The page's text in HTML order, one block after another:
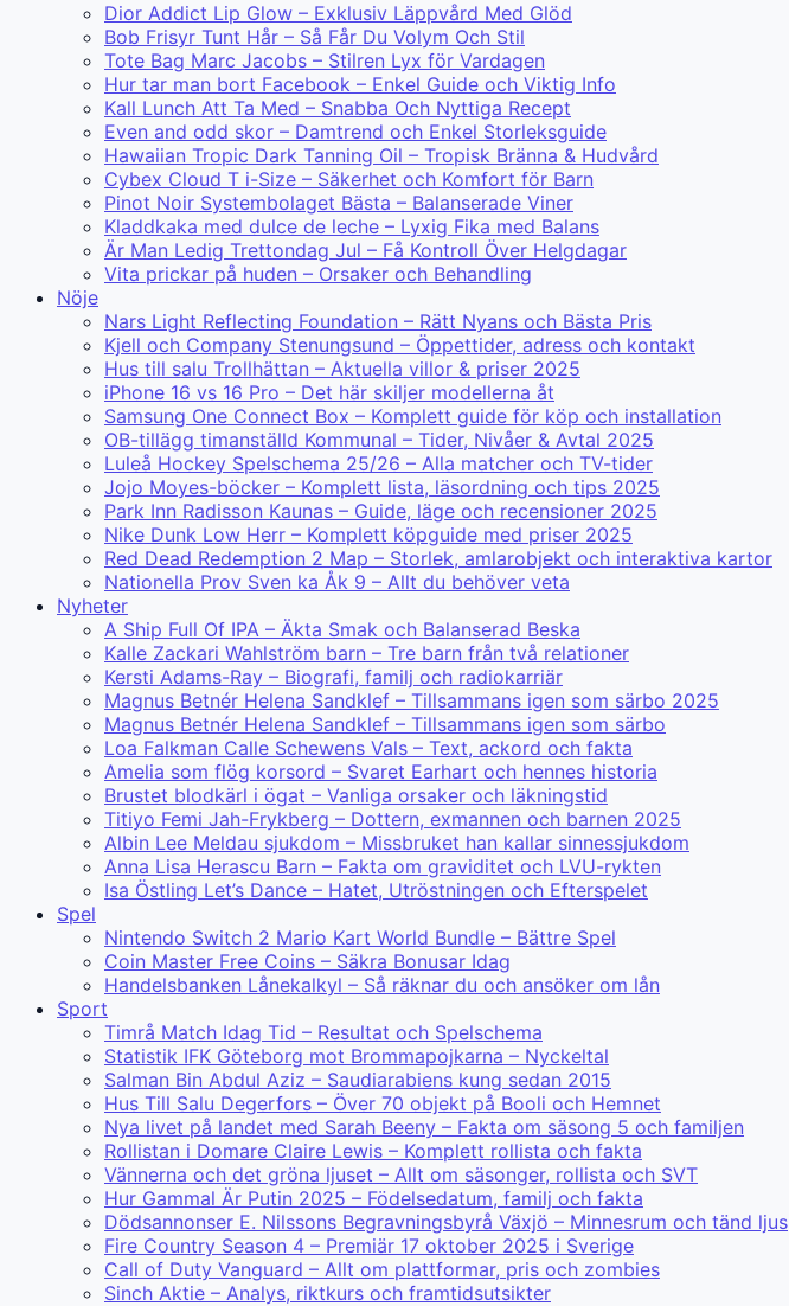
Dior Addict Lip Glow – Exklusiv Läppvård Med Glöd
Bob Frisyr Tunt Hår – Så Får Du Volym Och Stil
Tote Bag Marc Jacobs – Stilren Lyx för Vardagen
Hur tar man bort Facebook – Enkel Guide och Viktig Info
Kall Lunch Att Ta Med – Snabba Och Nyttiga Recept
Even and odd skor – Damtrend och Enkel Storleksguide
Hawaiian Tropic Dark Tanning Oil – Tropisk Bränna & Hudvård
Cybex Cloud T i-Size – Säkerhet och Komfort för Barn
Pinot Noir Systembolaget Bästa – Balanserade Viner
Kladdkaka med dulce de leche – Lyxig Fika med Balans
Är Man Ledig Trettondag Jul – Få Kontroll Över Helgdagar
Vita prickar på huden – Orsaker och Behandling
Nöje
Nars Light Reflecting Foundation – Rätt Nyans och Bästa Pris
Kjell och Company Stenungsund – Öppettider, adress och kontakt
Hus till salu Trollhättan – Aktuella villor & priser 2025
iPhone 16 vs 16 Pro – Det här skiljer modellerna åt
Samsung One Connect Box – Komplett guide för köp och installation
OB-tillägg timanställd Kommunal – Tider, Nivåer & Avtal 2025
Luleå Hockey Spelschema 25/26 – Alla matcher och TV-tider
Jojo Moyes-böcker – Komplett lista, läsordning och tips 2025
Park Inn Radisson Kaunas – Guide, läge och recensioner 2025
Nike Dunk Low Herr – Komplett köpguide med priser 2025
Red Dead Redemption 2 Map – Storlek, amlarobjekt och interaktiva kartor
Nationella Prov Sven ka Åk 9 – Allt du behöver veta
Nyheter
A Ship Full Of IPA – Äkta Smak och Balanserad Beska
Kalle Zackari Wahlström barn – Tre barn från två relationer
Kersti Adams-Ray – Biografi, familj och radiokarriär
Magnus Betnér Helena Sandklef – Tillsammans igen som särbo 2025
Magnus Betnér Helena Sandklef – Tillsammans igen som särbo
Loa Falkman Calle Schewens Vals – Text, ackord och fakta
Amelia som flög korsord – Svaret Earhart och hennes historia
Brustet blodkärl i ögat – Vanliga orsaker och läkningstid
Titiyo Femi Jah-Frykberg – Dottern, exmannen och barnen 2025
Albin Lee Meldau sjukdom – Missbruket han kallar sinnessjukdom
Anna Lisa Herascu Barn – Fakta om graviditet och LVU-rykten
Isa Östling Let’s Dance – Hatet, Utröstningen och Efterspelet
Spel
Nintendo Switch 2 Mario Kart World Bundle – Bättre Spel
Coin Master Free Coins – Säkra Bonusar Idag
Handelsbanken Lånekalkyl – Så räknar du och ansöker om lån
Sport
Timrå Match Idag Tid – Resultat och Spelschema
Statistik IFK Göteborg mot Brommapojkarna – Nyckeltal
Salman Bin Abdul Aziz – Saudiarabiens kung sedan 2015
Hus Till Salu Degerfors – Över 70 objekt på Booli och Hemnet
Nya livet på landet med Sarah Beeny – Fakta om säsong 5 och familjen
Rollistan i Domare Claire Lewis – Komplett rollista och fakta
Vännerna och det gröna ljuset – Allt om säsonger, rollista och SVT
Hur Gammal Är Putin 2025 – Födelsedatum, familj och fakta
Dödsannonser E. Nilssons Begravningsbyrå Växjö – Minnesrum och tänd ljus
Fire Country Season 4 – Premiär 17 oktober 2025 i Sverige
Call of Duty Vanguard – Allt om plattformar, pris och zombies
Sinch Aktie – Analys, riktkurs och framtidsutsikter